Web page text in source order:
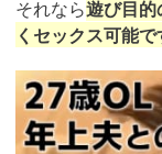
それなら遊び目
くセックス可能で
https://pcmax.jp/lp/?
ad_id=rm327007